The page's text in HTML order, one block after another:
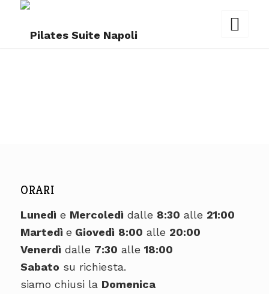
ORARI
Lunedì e Mercoledì dalle 8:30 alle 21:00
Martedì e Giovedì 8:00 alle 20:00
Venerdì dalle 7:30 alle 18:00
Sabato su richiesta.
siamo chiusi la Domenica